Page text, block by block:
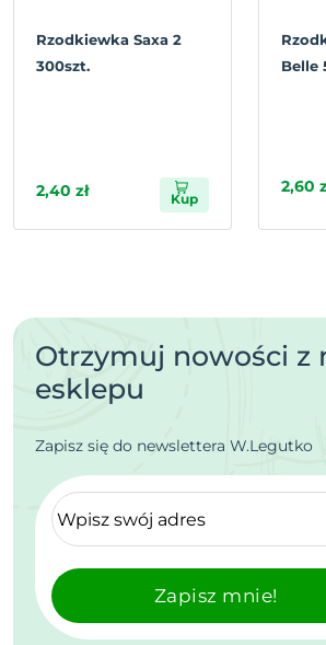
Rzodkiewka Saxa 2
300szt.
2,40 zł Kup
Belle
2,60
Otrzymuj nowości z
esklepu
Zapisz się do newslettera W.Legutko
Zapisz mnie!